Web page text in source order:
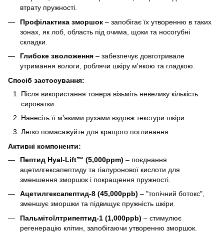
втрату пружності.
Профілактика зморшок – запобігає їх утворенню в таких
зонах, як лоб, область під очима, щоки та носогубні
складки.
Глибоке зволоження – забезпечує довготривале
утримання вологи, роблячи шкіру м'якою та гладкою.
Спосіб застосування:
Після використання тонера візьміть невелику кількість
сироватки.
Нанесіть її м’якими рухами вздовж текстури шкіри.
Легко помасажуйте для кращого поглинання.
Активні компоненти:
Пептид Hyal-Lift™ (5,000ppm) – поєднання
ацетилгексапептиду та гіалуронової кислоти для
зменшення зморшок і покращення пружності.
Ацетилгексапептид-8 (45,000ppb) – "топічний ботокс",
зменшує зморшки та підвищує пружність шкіри.
Пальмітоїлтрипептид-1 (1,000ppb) – стимулює
регенерацію клітин, запобігаючи утворенню зморшок.